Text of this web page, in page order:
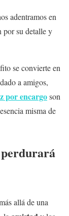
adentramos en
por su detalle y
se convierte en
a amigos,
por encargoson
misma de
allá de una